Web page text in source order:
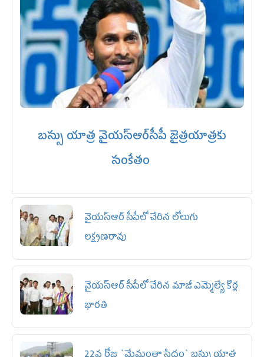
బ‌స్సు యాత్ర వైయ‌స్ఆర్‌సీపీ జైత్రయాత్రకు
సంకేతం
వైయ‌స్ఆర్ సీపీలో చేరిన లోలుగు
ల‌క్ష్మ‌ణ‌రావు
వైయ‌స్ఆర్ సీపీలో చేరిన మాజీ ఎమ్మెల్యే కొర్ల
భార‌తి